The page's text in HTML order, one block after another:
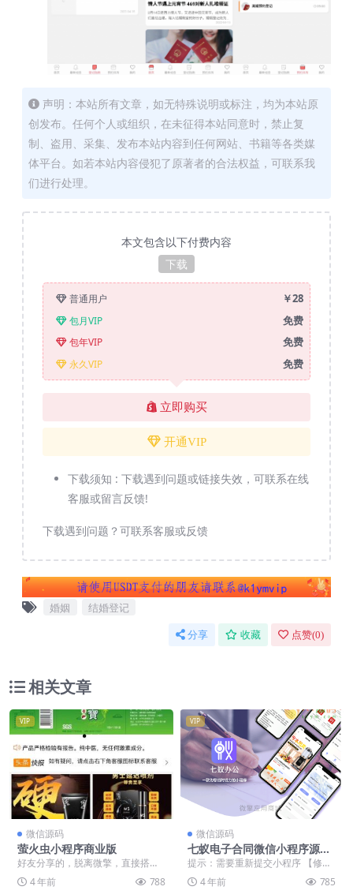
声明：本站所有文章，如无特殊说明或标注，均为本站原
创发布。任何个人或组织，在未征得本站同意时，禁止复
制、盗用、采集、发布本站内容到任何网站、书籍等各类媒
体平台。如若本站内容侵犯了原著者的合法权益，可联系我
们进行处理。
本文包含以下付费内容
下载
普通用户 ￥28
包月VIP 免费
包年VIP 免费
永久VIP 免费
立即购买
开通VIP
下载须知 : 下载遇到问题或链接失效，可联系在线
客服或留言反馈!
下载遇到问题？可联系客服或反馈
婚姻 结婚登记
分享 收藏 点赞(0)
相关文章
VIP
微信源码
萤火虫小程序商业版
好友分享的，脱离微擎，直接搭建
好上传到小程序源码，审核通过就
可以了，带：分销，砍...
4 年前 788
VIP
微信源码
七蚁电子合同微信小程序源码/
1.3.10+前端
提示：需要重新提交小程序 【修
复】开发票时，已签署待支付合同
类型显示； 【修复】...
4 年前 785